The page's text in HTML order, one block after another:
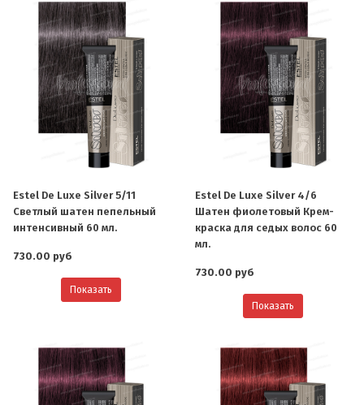
Estel De Luxe Silver 5/11
Светлый шатен пепельный
интенсивный 60 мл.
730.00 руб
Показать
Estel De Luxe Silver 4/6
Шатен фиолетовый Крем-
краска для седых волос 60
мл.
730.00 руб
Показать